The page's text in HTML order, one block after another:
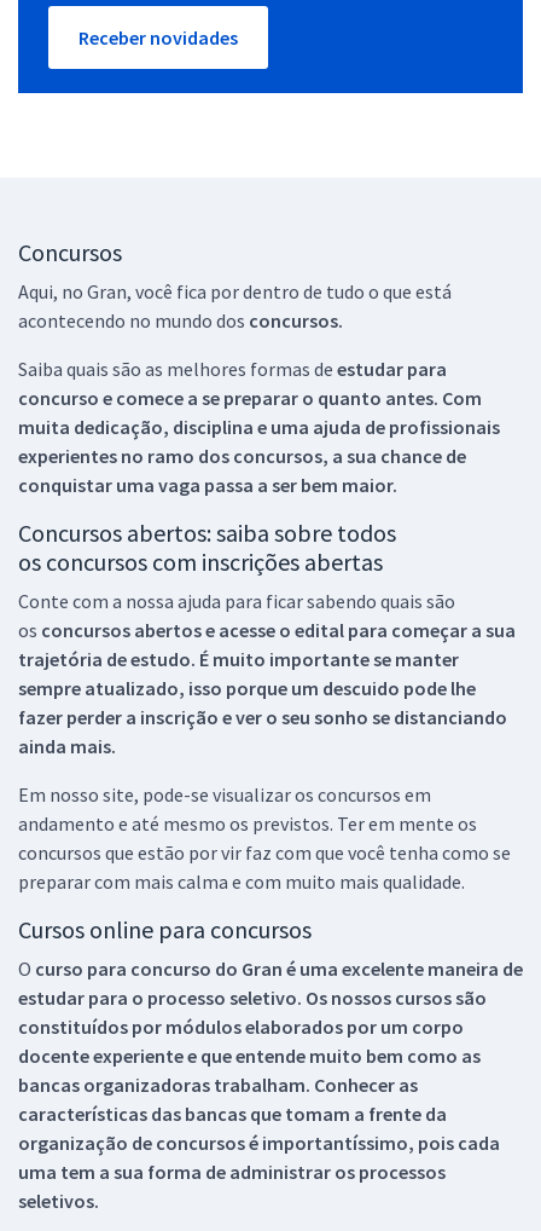
Receber novidades
Concursos
Aqui, no Gran, você fica por dentro de tudo o que está
acontecendo no mundo dos concursos.
Saiba quais são as melhores formas de estudar para
concurso e comece a se preparar o quanto antes. Com
muita dedicação, disciplina e uma ajuda de profissionais
experientes no ramo dos concursos, a sua chance de
conquistar uma vaga passa a ser bem maior.
Concursos abertos: saiba sobre todos
os concursos com inscrições abertas
Conte com a nossa ajuda para ficar sabendo quais são
os concursos abertos e acesse o edital para começar a sua
trajetória de estudo. É muito importante se manter
sempre atualizado, isso porque um descuido pode lhe
fazer perder a inscrição e ver o seu sonho se distanciando
ainda mais.
Em nosso site, pode-se visualizar os concursos em
andamento e até mesmo os previstos. Ter em mente os
concursos que estão por vir faz com que você tenha como se
preparar com mais calma e com muito mais qualidade.
Cursos online para concursos
O curso para concurso do Gran é uma excelente maneira de
estudar para o processo seletivo. Os nossos cursos são
constituídos por módulos elaborados por um corpo
docente experiente e que entende muito bem como as
bancas organizadoras trabalham. Conhecer as
características das bancas que tomam a frente da
organização de concursos é importantíssimo, pois cada
uma tem a sua forma de administrar os processos
seletivos.